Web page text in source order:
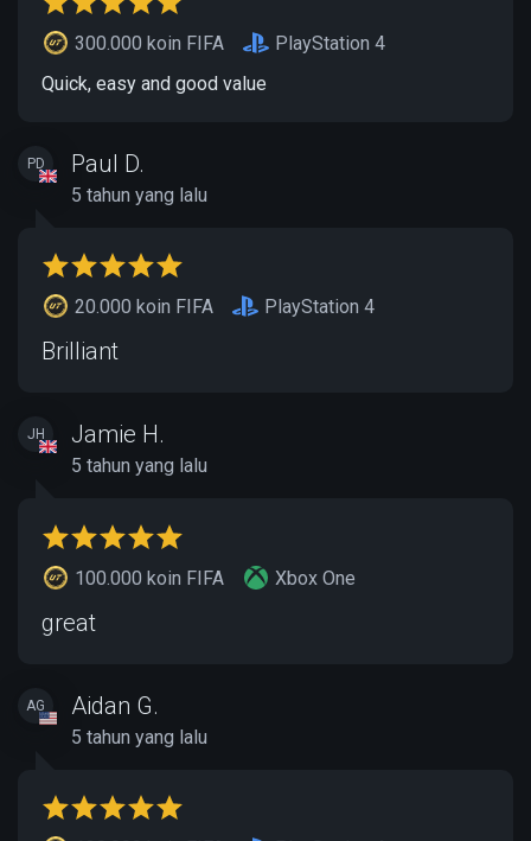
300.000 koin FIFA
PlayStation 4
Quick, easy and good value
PD Paul D.
5 tahun yang lalu
20.000 koin FIFA PlayStation 4
Brilliant
JH Jamie H.
5 tahun yang lalu
100.000 koin FIFA Xbox One
great
AG Aidan G.
5 tahun yang lalu